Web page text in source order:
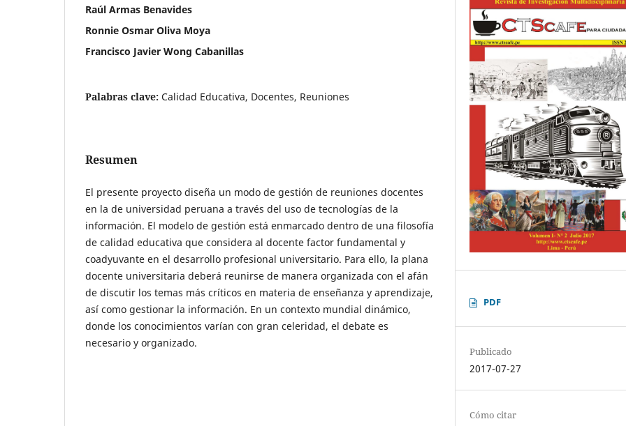
Raúl Armas Benavides
Ronnie Osmar Oliva Moya
Francisco Javier Wong Cabanillas
Palabras clave: Calidad Educativa, Docentes, Reuniones
Resumen
El presente proyecto diseña un modo de gestión de reuniones docentes
en la de universidad peruana a través del uso de tecnologías de la
información. El modelo de gestión está enmarcado dentro de una filosofía
de calidad educativa que considera al docente factor fundamental y
coadyuvante en el desarrollo profesional universitario. Para ello, la plana
docente universitaria deberá reunirse de manera organizada con el afán
de discutir los temas más críticos en materia de enseñanza y aprendizaje,
así como gestionar la información. En un contexto mundial dinámico,
donde los conocimientos varían con gran celeridad, el debate es
necesario y organizado.
PDF
Publicado
2017-07-27
Cómo citar